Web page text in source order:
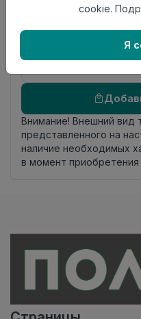
происхождения
Россия
24.7 пог. м
Внимание! Внешний вид
представленного на
наличие необходимых
в момент приобретения
cookie.
Я